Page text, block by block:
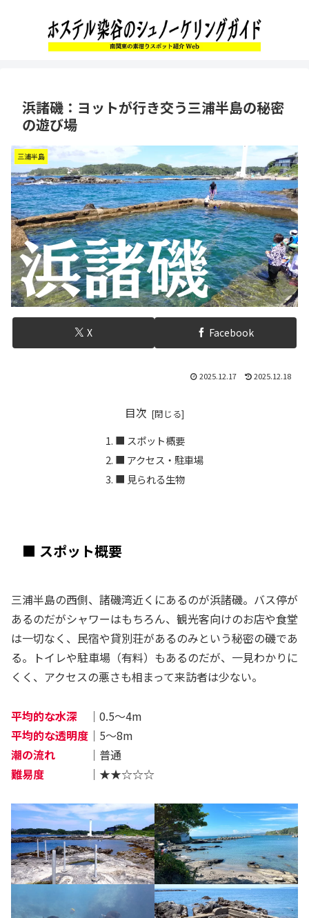
浜諸磯：ヨットが行き交う三浦半島の秘密
の遊び場
三浦半島
X Facebook
2025.12.17 2025.12.18
目次
■ スポット概要
■ アクセス・駐車場
■ 見られる生物
■ スポット概要
三浦半島の西側、諸磯湾近くにあるのが浜諸磯。バス停が
あるのだがシャワーはもちろん、観光客向けのお店や食堂
は一切なく、民宿や貸別荘があるのみという秘密の磯であ
る。トイレや駐車場（有料）もあるのだが、一見わかりに
くく、アクセスの悪さも相まって来訪者は少ない。
平均的な水深 ｜0.5～4m
平均的な透明度 ｜5～8m
潮の流れ ｜普通
難易度 ｜★★☆☆☆